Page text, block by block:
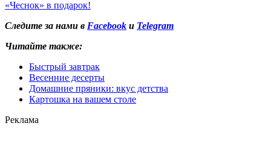
«Чеснок» в подарок!
Следите за нами в Facebook и Telegram
Читайте также:
Быстрый завтрак
Весенние десерты
Домашние пряники: вкус детства
Картошка на вашем столе
Реклама